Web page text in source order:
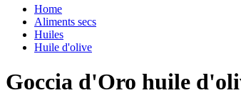
Home
Aliments secs
Huiles
Huile d'olive
Goccia d'Oro huile